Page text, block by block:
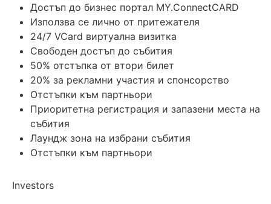
Достъп до бизнес портал MY.ConnectCARD
Използва се лично от притежателя
24/7 VCard виртуална визитка
Свободен достъп до събития
50% отстъпка от втори билет
20% за рекламни участия и спонсорство
Отстъпки към партньори
Приоритетна регистрация и запазени места на
събития
Лаундж зона на избрани събития
Отстъпки към партньори
Investors